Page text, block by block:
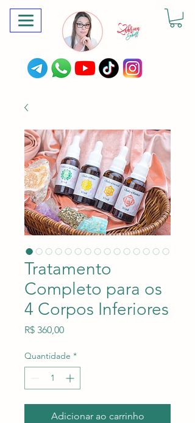
Tratamento
Completo para os
4 Corpos Inferiores
R$ 360,00Preço
Quantidade *
Adicionar ao carrinho